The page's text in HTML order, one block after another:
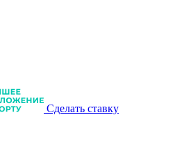
Сделать ставку